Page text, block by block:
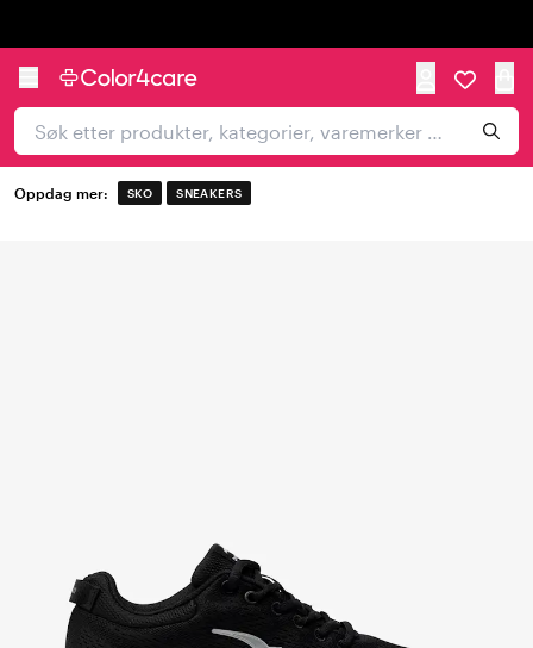
Oppdag mer: SKO SNEAKERS